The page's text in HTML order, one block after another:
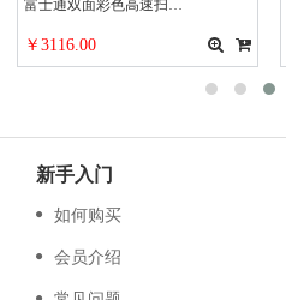
富士通双面彩色高速扫…
￥3116.00
新手入门
如何购买
会员介绍